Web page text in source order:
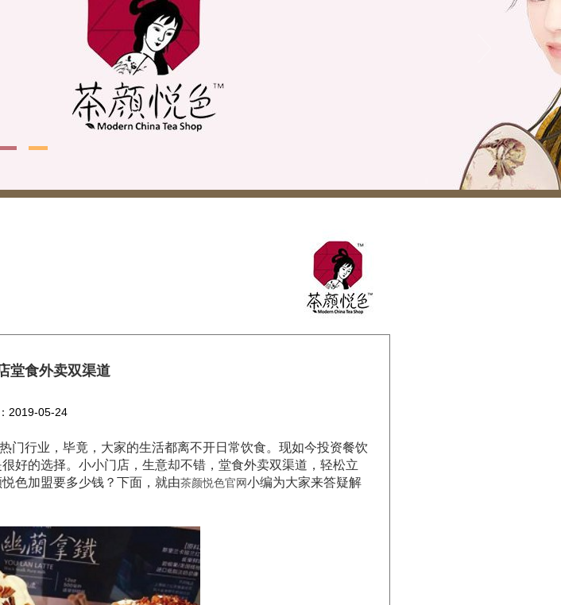
堂食外卖双渠道
2019-05-24
行业，毕竟，大家的生活都离不开日常饮食。现如今投资餐饮
好的选择。小小门店，生意却不错，堂食外卖双渠道，轻松立
色加盟要多少钱？下面，就由茶颜悦色官网小编为大家来答疑解